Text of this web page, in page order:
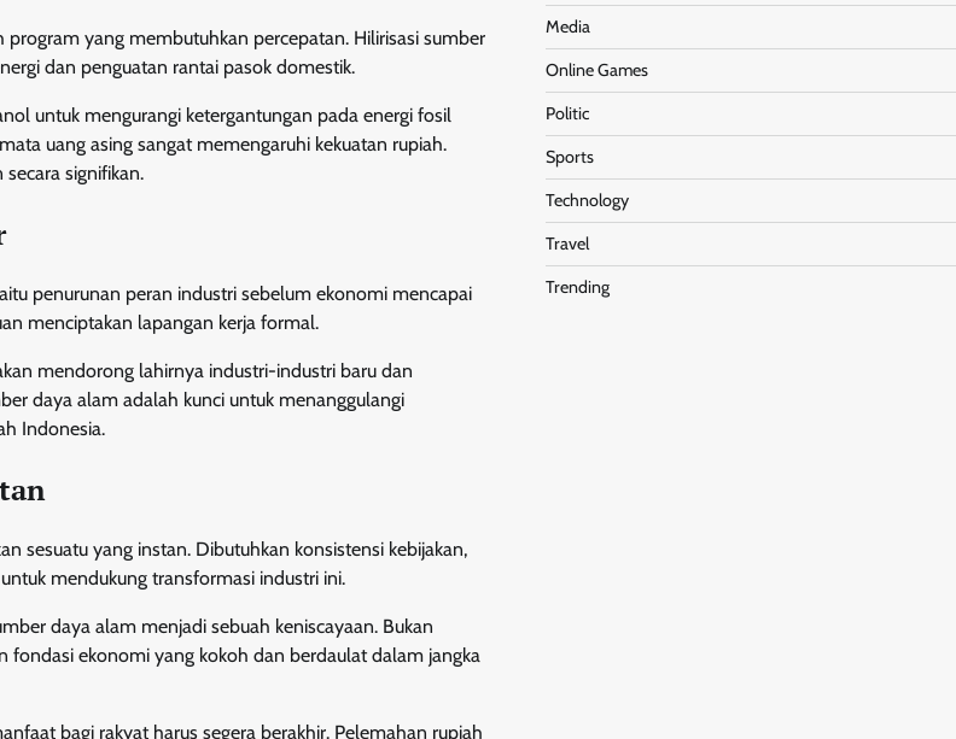
yang membutuhkan percepatan. Hilirisasi sumber
dan penguatan rantai pasok domestik.
untuk mengurangi ketergantungan pada energi fosil
uang asing sangat memengaruhi kekuatan rupiah.
signifikan.
penurunan peran industri sebelum ekonomi mencapai
menciptakan lapangan kerja formal.
mendorong lahirnya industri-industri baru dan
daya alam adalah kunci untuk menanggulangi
Indonesia.
sesuatu yang instan. Dibutuhkan konsistensi kebijakan,
mendukung transformasi industri ini.
daya alam menjadi sebuah keniscayaan. Bukan
fondasi ekonomi yang kokoh dan berdaulat dalam jangka
bagi rakyat harus segera berakhir. Pelemahan rupiah
Media
Online Games
Politic
Sports
Technology
Travel
Trending